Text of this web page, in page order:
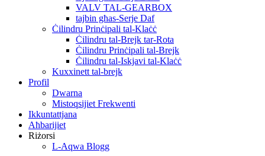
VALV TAL-GEARBOX
tajbin għas-Serje Daf
Ċilindru Prinċipali tal-Klaċċ
Ċilindru tal-Brejk tar-Rota
Ċilindru Prinċipali tal-Brejk
Ċilindru tal-Iskjavi tal-Klaċċ
Kuxxinett tal-brejk
Profil
Dwarna
Mistoqsijiet Frekwenti
Ikkuntattjana
Aħbarijiet
Riżorsi
L-Aqwa Blogg